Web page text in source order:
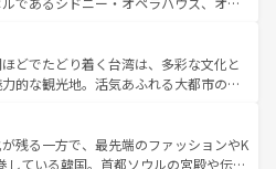
だ。 なお、新着のアメリカ
覧を参照してほしい。
で訪れる人々を迎えてくれるハワイの
カルフードやハワイアンミュージッ
ンスなど、すべてがハワイの魅力を彩
なお、新着のハワイ情報
を参照してほしい。
央部にそびえるウルル（エアーズロッ
美しい原生林やケアンズの熱帯雨林な
さん。また、カフェやワイン、オージ
ィも充実しており、サーフィンやダイ
など、アウトドア好きにはたまらな
の多彩な魅力を存分に味わいつくそ
どでたどり着く台湾は、多彩な文化と
的な観光地。活気あふれる大都市の台
地帯である台湾東部など、都市の喧騒
存しており、訪れる人に新しい発見と
れる。また、奥深い台湾の食文化も魅
残る一方で、最先端のファッションやK
している韓国。首都ソウルの宮殿や伝統